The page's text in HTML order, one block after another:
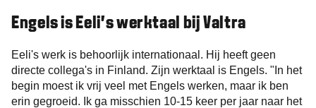
Engels is Eeli's werktaal bij Valtra
Eeli's werk is behoorlijk internationaal. Hij heeft geen
directe collega's in Finland. Zijn werktaal is Engels. "In het
begin moest ik vrij veel met Engels werken, maar ik ben
erin gegroeid. Ik ga misschien 10-15 keer per jaar naar het